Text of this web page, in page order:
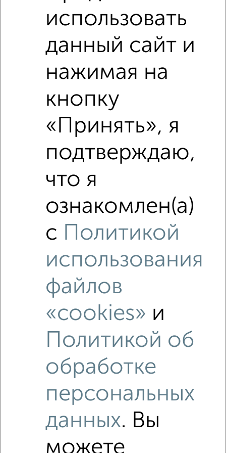
4 180 000
Это предложение
Средняя цена по городу
Похожие предложения рядом
3‑комнатные квартиры недалеко от Октябрьский
проспект 60
Рядом, с меньшей ценой
Недалеко от Октябрьский проспект 60 с ценой ниже
использовать
данный сайт и
нажимая на
кнопку
«Принять», я
подтверждаю,
что я
ознакомлен(а)
с Политикой
использования
файлов
«cookies» и
Политикой об
обработке
персональных
данных. Вы
можете